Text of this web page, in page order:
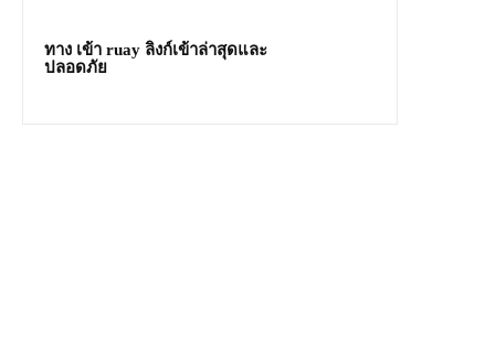
ทาง เข้า ruay ลิงก์เข้าล่าสุดและ
ปลอดภัย